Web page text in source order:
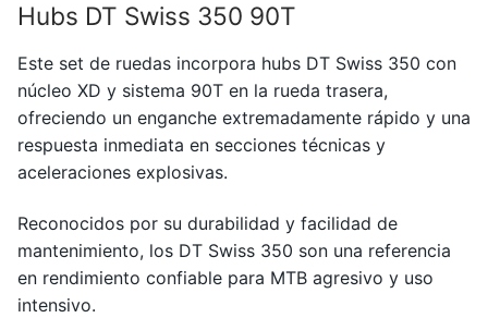
Hubs DT Swiss 350 90T
Este set de ruedas incorpora hubs DT Swiss 350 con
núcleo XD y sistema 90T en la rueda trasera,
ofreciendo un enganche extremadamente rápido y una
respuesta inmediata en secciones técnicas y
aceleraciones explosivas.
Reconocidos por su durabilidad y facilidad de
mantenimiento, los DT Swiss 350 son una referencia
en rendimiento confiable para MTB agresivo y uso
intensivo.